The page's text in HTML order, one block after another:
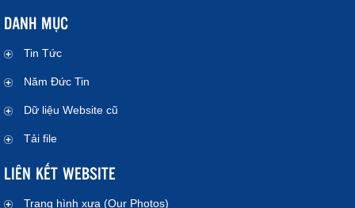
DANH MỤC
Tin Tức
Năm Đức Tin
Dữ liệu Website cũ
Tải file
LIÊN KẾT WEBSITE
Trang hình xưa (Our Photos)